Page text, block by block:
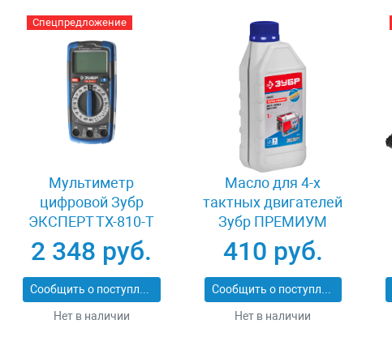
Спецпредложение
Мультиметр
цифровой Зубр
ЭКСПЕРТ ТХ-810-Т
59810
2 348 руб.
Сообщить о поступлении
Нет в наличии
Масло для 4-х
тактных двигателей
Зубр ПРЕМИУМ
ЗМД-4Т
410 руб.
Сообщить о поступлении
Нет в наличии